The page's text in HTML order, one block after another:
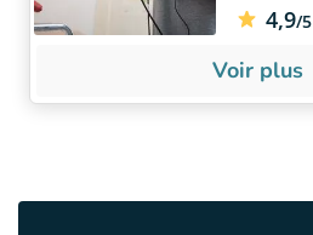
-
pompe à chaleu r &
chaudière gaz
dernière
génération, etc.
4,9/5
À PROPOS DE NOUS
depuis 30 ans.
Voir plus